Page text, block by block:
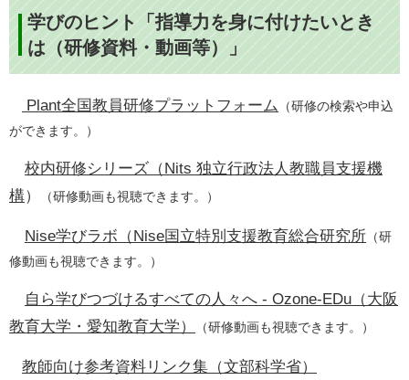
学びのヒント「指導力を身に付けたいとき
は（研修資料・動画等）」
Plant全国教員研修プラットフォーム​ （研修の検索や申込
ができます。）
校内研修シリーズ（Nits 独立行政法人教職員支援機
構） （研修動画も視聴できます。）
Nise学びラボ（Nise国立特別支援教育総合研究所 （研
修動画も視聴できます。）​
自ら学びつづけるすべての人々へ - Ozone-EDu （大阪
教育大学・愛知教育大学）
（研修動画も視聴できます。）​​
教師向け参考資料リンク集（文部科学省）